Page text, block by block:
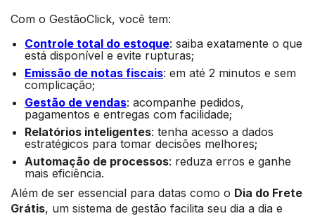
Com o GestãoClick, você tem:
Controle total do estoque: saiba exatamente o que
está disponível e evite rupturas;
Emissão de notas fiscais: em até 2 minutos e sem
complicação;
Gestão de vendas: acompanhe pedidos,
pagamentos e entregas com facilidade;
Relatórios inteligentes: tenha acesso a dados
estratégicos para tomar decisões melhores;
Automação de processos: reduza erros e ganhe
mais eficiência.
Além de ser essencial para datas como o Dia do Frete
Grátis, um sistema de gestão facilita seu dia a dia e